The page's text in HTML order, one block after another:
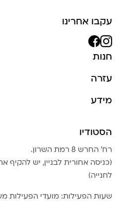
עקבו אחרינו
חנות
צמידים
בגדים
אביזרים
גברים
עזרה
צור קשר
מידע
שמירה על התכשיטים
הצהרת נגישות
טבלת מידות טבעות
Community Club
הסטודיו
רח׳ החרש 8 רמת השרון.
(כניסה אחורית לבניין, יש להקיף
לחנייה)
שעות הפעילות: מועדי הפעילות